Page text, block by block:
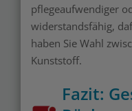
pflegeaufwendiger
widerstandsfähig,
haben Sie Wahl
Kunststoff.
Fazit: